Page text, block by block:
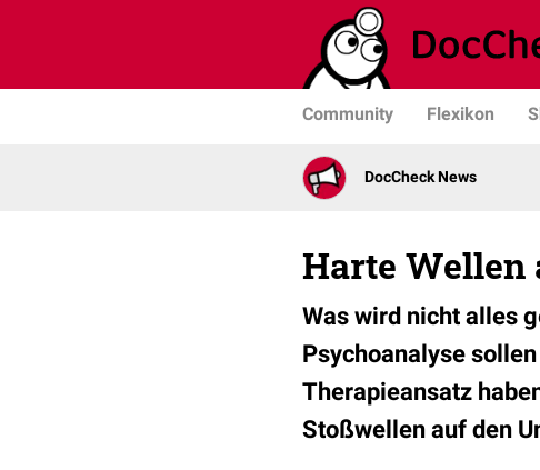
Community Flexikon
DocCheck News
Harte Wellen
Was wird nicht alles
Psychoanalyse
Therapieansatz
Stoßwellen auf den